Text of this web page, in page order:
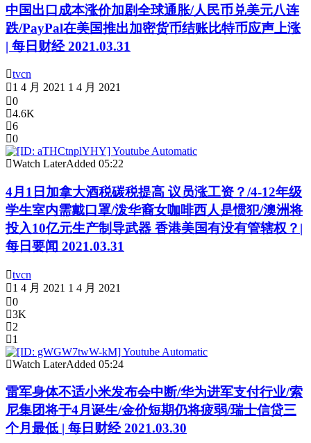
中国出口成本涨价加剧全球通胀/人民币兑美元八连
跌/PayPal在美国推出加密货币结账比特币应声上涨
| 每日财经 2021.03.31
tvcn
1 4 月 2021 1 4 月 2021
0
4.6K
6
0
Watch LaterAdded 05:22
4月1日加拿大酒税碳税提高 议员涨工资？/4-12年级
学生室内需戴口罩/泼华裔女咖啡西人是惯犯/澳洲将
投入10亿元生产制导武器 香港美国有没有管辖权？|
每日要闻 2021.03.31
tvcn
1 4 月 2021 1 4 月 2021
0
3K
2
1
Watch LaterAdded 05:24
雷军身体不适小米发布会中断/华为进军支付行业/索
尼集团将于4月诞生/金价短期仍将疲弱/瑞士信贷三
个月最低 | 每日财经 2021.03.30